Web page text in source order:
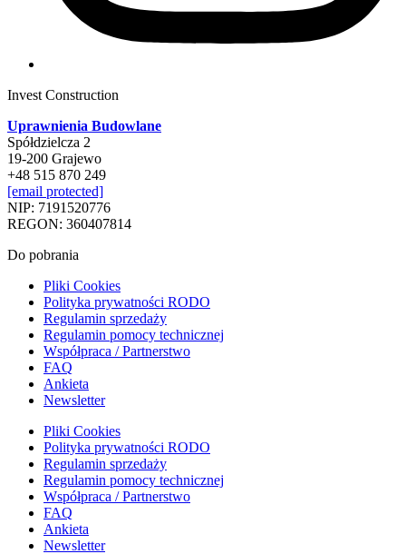
Invest Construction
Uprawnienia Budowlane
Spółdzielcza 2
19-200 Grajewo
+48 515 870 249
[email protected]
NIP: 7191520776
REGON: 360407814
Do pobrania
Pliki Cookies
Polityka prywatności RODO
Regulamin sprzedaży
Regulamin pomocy technicznej
Współpraca / Partnerstwo
FAQ
Ankieta
Newsletter
Pliki Cookies
Polityka prywatności RODO
Regulamin sprzedaży
Regulamin pomocy technicznej
Współpraca / Partnerstwo
FAQ
Ankieta
Newsletter